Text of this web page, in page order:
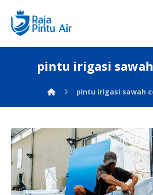
pintu irigasi
pintu irigasi sawah